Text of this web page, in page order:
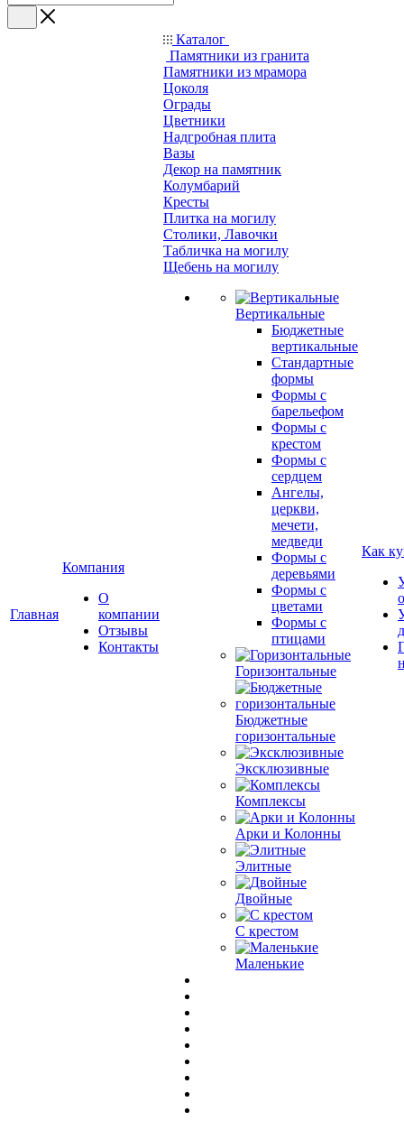
Главная
Компания
О
компании
Отзывы
Контакты
Каталог
Памятники из гранита
Памятники из мрамора
Цоколя
Ограды
Цветники
Надгробная плита
Вазы
Декор на памятник
Колумбарий
Кресты
Плитка на могилу
Столики, Лавочки
Табличка на могилу
Щебень на могилу
Вертикальные
Бюджетные
вертикальные
Стандартные
формы
Формы с
барельефом
Формы с
крестом
Формы с
сердцем
Ангелы,
церкви,
мечети,
медведи
Формы с
деревьями
Формы с
цветами
Формы с
птицами
Горизонтальные
Бюджетные
горизонтальные
Эксклюзивные
Комплексы
Арки и Колонны
Элитные
Двойные
С крестом
Маленькие
Как